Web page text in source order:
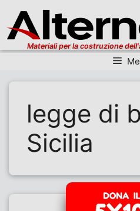
Materiali per la costruzione
legge di
Sicilia